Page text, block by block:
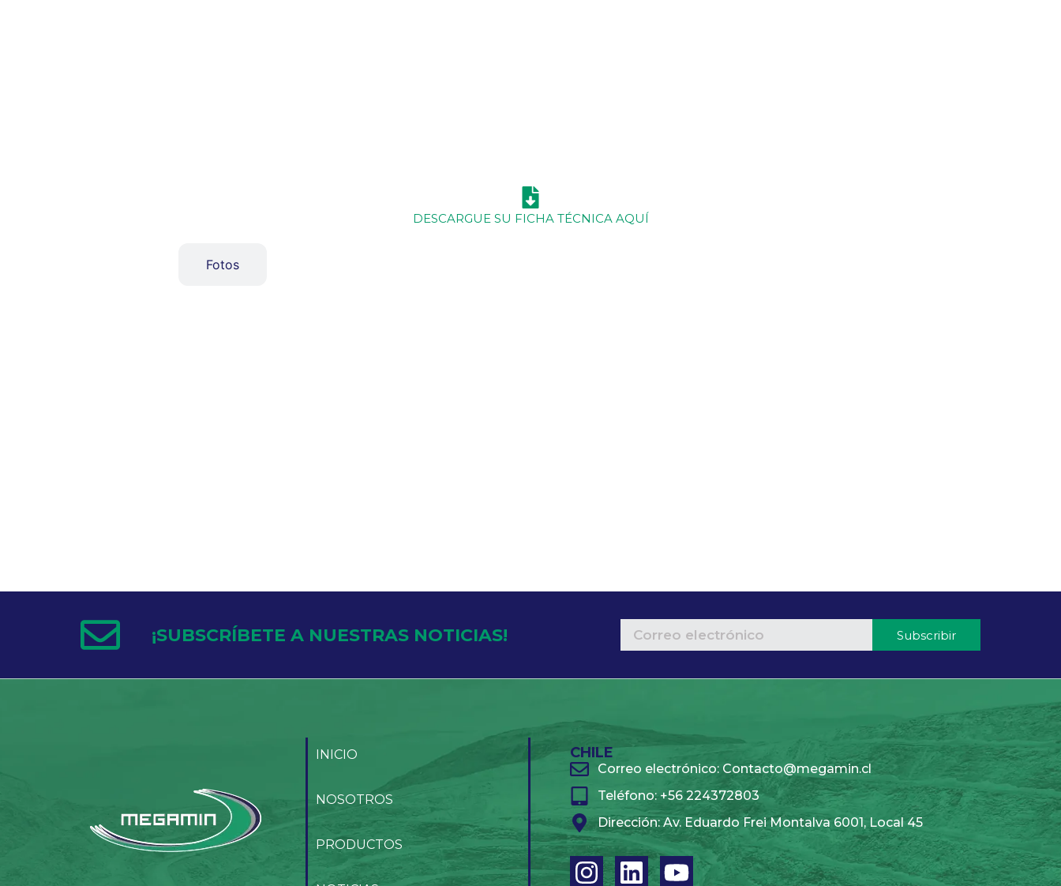
DESCARGUE SU FICHA TÉCNICA AQUÍ
Fotos
¡SUBSCRÍBETE A NUESTRAS NOTICIAS! Subscribir
INICIO
NOSOTROS
PRODUCTOS
CHILE
Correo electrónico: Contacto@megamin.cl
Teléfono: +56 224372803
Dirección: Av. Eduardo Frei Montalva 6001, Local 45